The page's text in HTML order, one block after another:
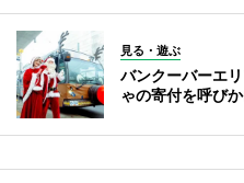
見る・遊ぶ
バンクーバーエ
ゃの寄付を呼び